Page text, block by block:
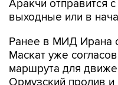
Аракчи отправится
выходные или в
Ранее в МИД Ирана
Маскат уже
маршрута для